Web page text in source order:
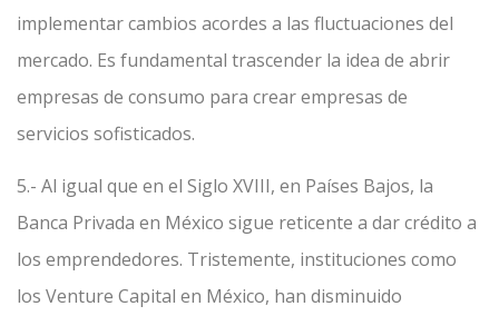
implementar cambios acordes a las fluctuaciones del
mercado. Es fundamental trascender la idea de abrir
empresas de consumo para crear empresas de
servicios sofisticados.
5.- Al igual que en el Siglo XVIII, en Países Bajos, la
Banca Privada en México sigue reticente a dar crédito a
los emprendedores. Tristemente, instituciones como
los Venture Capital en México, han disminuido